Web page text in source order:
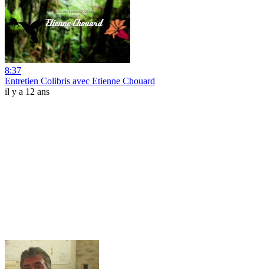
8:37
Entretien Colibris avec Etienne Chouard
il y a 12 ans